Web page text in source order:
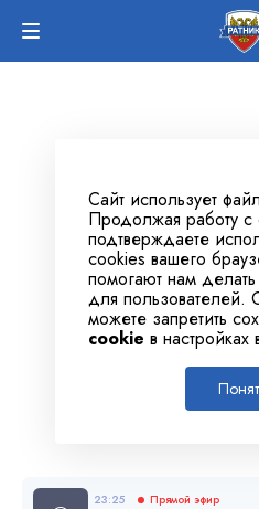
Сайт использует
Продолжая работу с
подтверждаете
cookies вашего
помогают нам
для пользователей.
можете запретить
cookie в
23:25 Прямой эфир